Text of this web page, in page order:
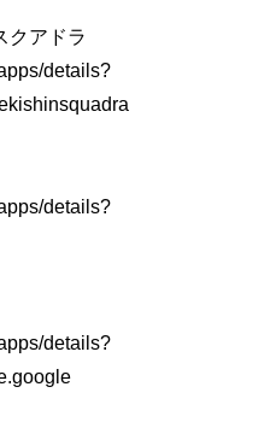
クアドラ
details?
details?
details?